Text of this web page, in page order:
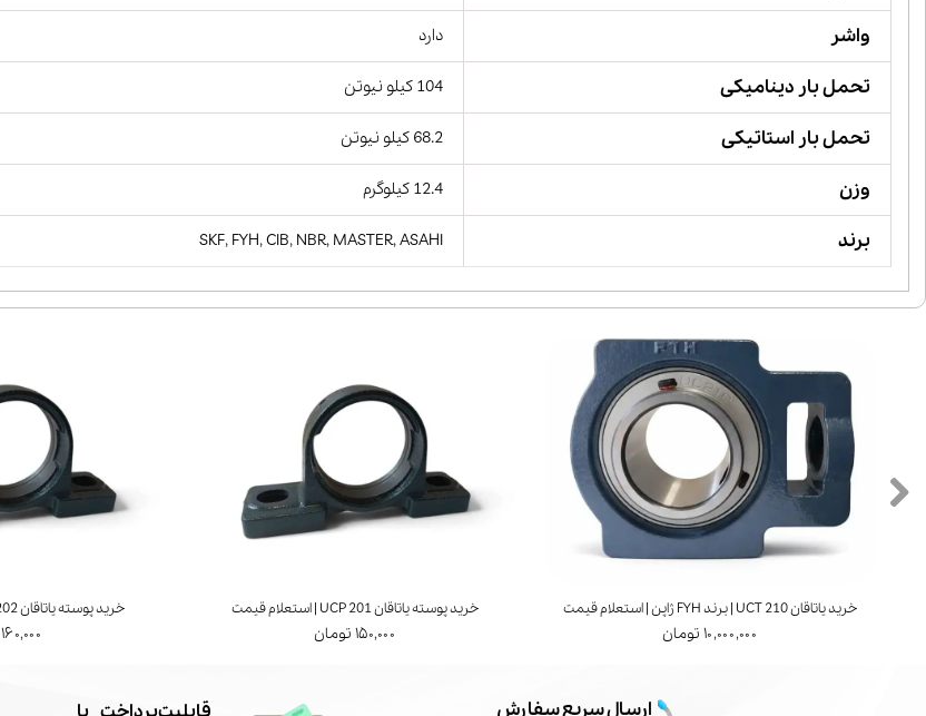
واشر دارد
تحمل بار دینامیکی 104 کیلو نیوتن
تحمل بار استاتیکی 68.2 کیلو نیوتن
وزن 12.4 کیلوگرم
برند SKF, FYH, CIB, NBR, MASTER, ASAHI
خرید پوسته یاتاقان UCP 202 | استعلام قیمت
۱۶۰,۰۰۰ تومان
خرید پوسته یاتاقان UCP 201 | استعلام قیمت
۱۵۰,۰۰۰ تومان
خرید یاتاقان UCT 210 | برند FYH ژاپن | استعلام قیمت
۱۰,۰۰۰,۰۰۰ تومان
ارسال سریع سفارش